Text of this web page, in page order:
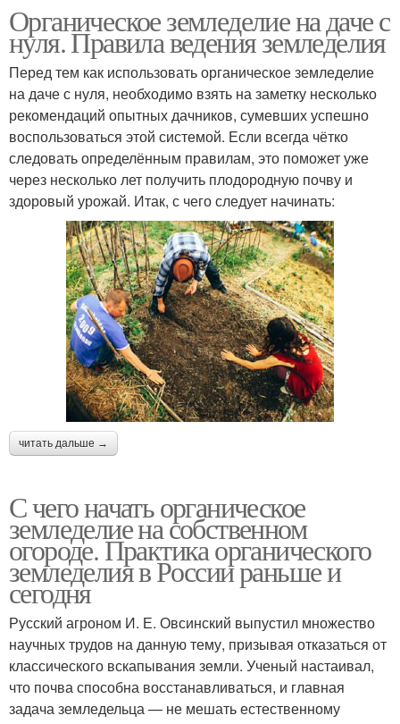
Органическое земледелие на даче с
нуля. Правила ведения земледелия
Перед тем как использовать органическое земледелие
на даче с нуля, необходимо взять на заметку несколько
рекомендаций опытных дачников, сумевших успешно
воспользоваться этой системой. Если всегда чётко
следовать определённым правилам, это поможет уже
через несколько лет получить плодородную почву и
здоровый урожай. Итак, с чего следует начинать:
читать дальше →
С чего начать органическое
земледелие на собственном
огороде. Практика органического
земледелия в России раньше и
сегодня
Русский агроном И. Е. Овсинский выпустил множество
научных трудов на данную тему, призывая отказаться от
классического вскапывания земли. Ученый настаивал,
что почва способна восстанавливаться, и главная
задача земледельца — не мешать естественному